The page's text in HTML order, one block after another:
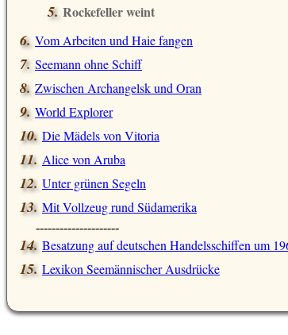
Rockefeller weint
Vom Arbeiten und Haie fangen
Seemann ohne Schiff
Zwischen Archangelsk und Oran
World Explorer
Die Mädels von Vitoria
Alice von Aruba
Unter grünen Segeln
Mit Vollzeug rund Südamerika
---------------------
Besatzung auf deutschen Handelsschiffen um
Lexikon Seemännischer Ausdrücke